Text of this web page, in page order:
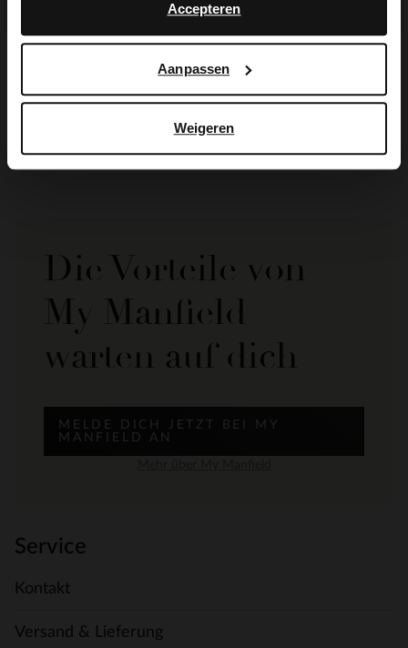
Accepteren
Aanpassen
Weigeren
Gürtel in Fell-Optik mit Gepardenmuster
29.99
15.00
Die Vorteile von
My Manfield
warten auf dich
MELDE DICH JETZT BEI MY
MANFIELD AN
Service
Kontakt
Versand & Lieferung